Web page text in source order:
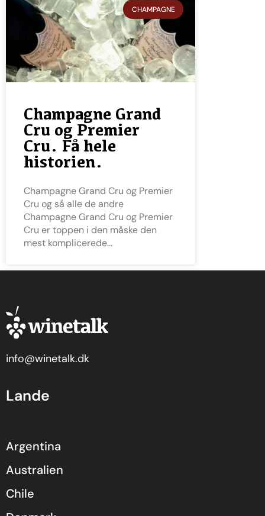
CHAMPAGNE
Champagne Grand
Cru og Premier
Cru. Få hele
historien.
Champagne Grand Cru og Premier
Cru og så alle de andre
Champagne Grand Cru og Premier
Cru er toppen i den måske den
mest komplicerede
info@winetalk.dk
Lande
Argentina
Australien
Chile